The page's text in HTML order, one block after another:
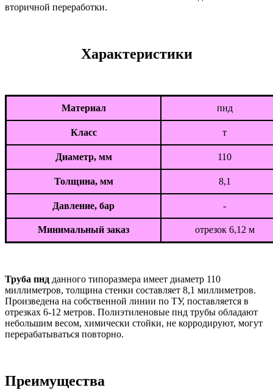
вторичной переработки.
Характеристики
Материал пнд
Класс т
Диаметр, мм 110
Толщина, мм 8,1
Давление, бар -
Минимальный заказ отрезок 6,12 м
Труба пнд данного типоразмера имеет диаметр 110
миллиметров, толщина стенки составляет 8,1 миллиметров.
Произведена на собственной линии по ТУ, поставляется в
отрезках 6-12 метров. Полиэтиленовые пнд трубы обладают
небольшим весом, химически стойки, не корродируют, могут
перерабатываться повторно.
Преимущества